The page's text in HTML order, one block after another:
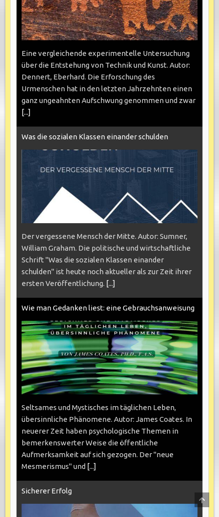
Eine vergleichende experimentelle Untersuchung
über die Entstehung von Technik und Kunst. Autor:
Dennert, Eberhard. Die Erforschung des
Urmenschen hat in den letzten Jahrzehnten einen
ganz ungeahnten Aufschwung genommen und zwar
[...]
Was die sozialen Klassen einander schulden
Der vergessene Mensch der Mitte. Autor: Sumner,
William Graham. Die politische und wirtschaftliche
Schrift "Was die sozialen Klassen einander
schulden" ist heute noch aktueller als zur Zeit ihrer
ersten Veröffentlichung. [...]
Wie man Gedanken liest: eine Gebrauchsanweisung
Seltsames und Mystisches im täglichen Leben,
übersinnliche Phänomene. Autor: James Coates. In
neuerer Zeit haben psychologische Themen in
bemerkenswerter Weise die öffentliche
Aufmerksamkeit auf sich gezogen. Der "neue
Mesmerismus" und [...]
Sicherer Erfolg
TO